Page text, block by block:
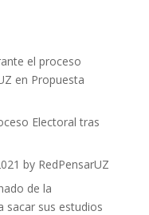
el proceso
en Propuesta
Electoral tras
by RedPensarUZ
de la
sacar sus estudios